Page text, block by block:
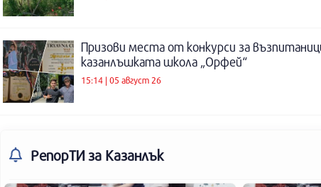
Призови места от конкурси за
казанлъшката школа „Орфей“
15:14 | 05 август 26
РепорТИ за Казанлък